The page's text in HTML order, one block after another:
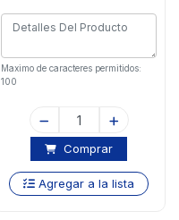
Maximo de caracteres permitidos:
100
Comprar
Agregar a la lista